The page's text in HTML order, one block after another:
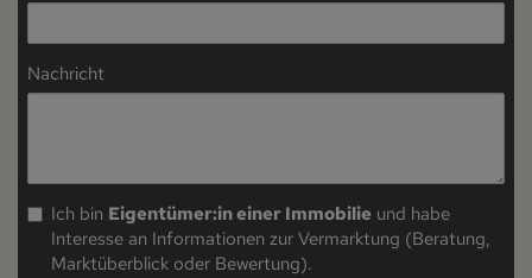
Nachricht
Ich bin Eigentümer:in einer Immobilie und habe
Interesse an Informationen zur Vermarktung (Beratung,
Marktüberblick oder Bewertung).